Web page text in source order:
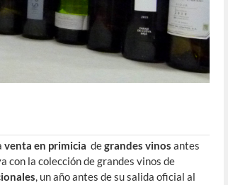
venta en primicia degrandes vinos antes
con la colección de grandes vinos de
, un año antes de su salida oficial al